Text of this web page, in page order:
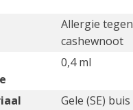
Allergie tegen
cashewnoot
0,4 ml
Gele (SE) buis